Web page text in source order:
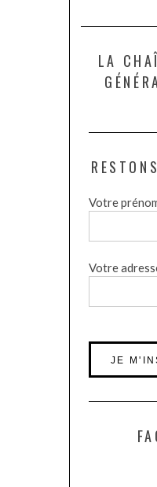
LA
Votre
Votre